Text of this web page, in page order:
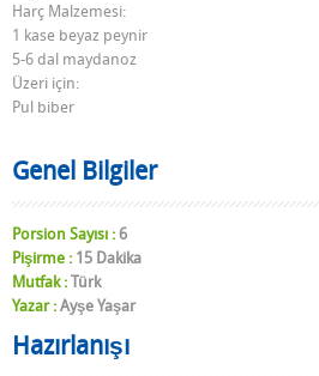
Harç Malzemesi:
1 kase beyaz peynir
5-6 dal maydanoz
Üzeri için:
Pul biber
Genel Bilgiler
Porsion Sayısı : 6
Pişirme : 15 Dakika
Mutfak : Türk
Yazar : Ayşe Yaşar
Hazırlanışı